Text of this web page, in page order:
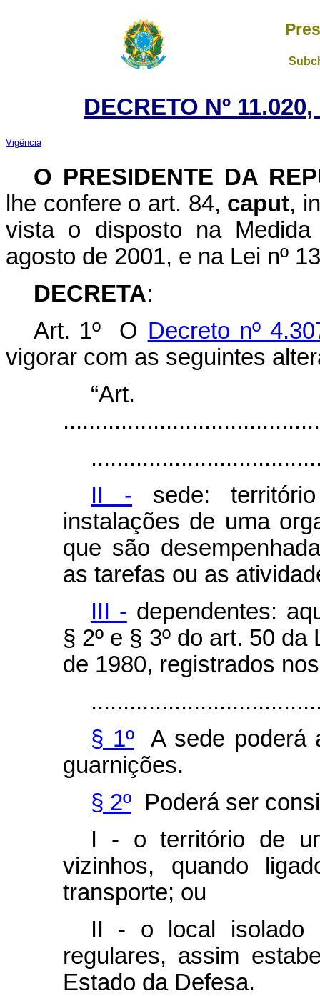
DECRETO Nº
Vigência
O PRESIDENTE DA
lhe confere o art. 84, caput,
vista o disposto na
agosto de 2001, e na Lei nº
DECRETA:
Art. 1º O Decreto nº
vigorar com as seguintes
II - sede:
instalações de uma
que são
as tarefas ou as
III - dependentes:
§ 2º e § 3º do art. 50
de 1980, registrados
§ 1ºA sede poderá
guarnições.
§ 2º Poderá ser
I - o território de
vizinhos, quando
transporte; ou
II - o local isolado
regulares, assim
Estado da Defesa.